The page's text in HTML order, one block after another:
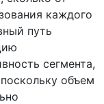
каждого
путь
сегмента,
объем